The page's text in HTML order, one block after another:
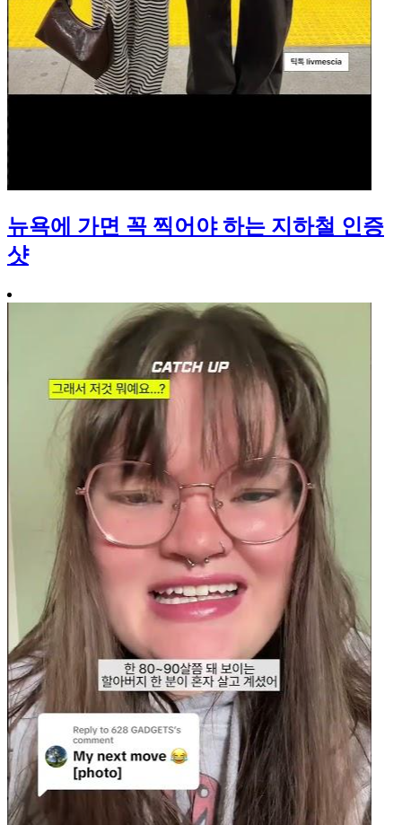
뉴욕에 가면 꼭 찍어야 하는 지하철 인증
샷